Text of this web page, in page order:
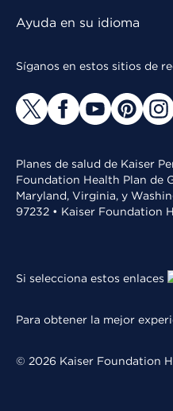
Ayuda en su idioma
Síganos en estos sitios de
Planes de salud de Kaiser
Foundation Health Plan de
Maryland, Virginia, y
97232 • Kaiser Foundation
Si selecciona estos enlaces
Para obtener la mejor
© 2026 Kaiser Foundation